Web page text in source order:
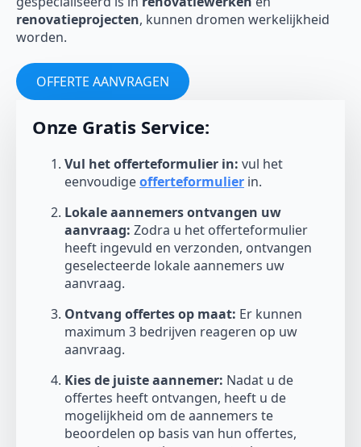
renovatieprojecten, kunnen dromen werkelijkheid
worden.
OFFERTE AANVRAGEN
Onze Gratis Service:
Vul het offerteformulier in: vul het
eenvoudigeofferteformulier in.
Lokale aannemers ontvangen uw
aanvraag: Zodra u het offerteformulier
heeft ingevuld en verzonden, ontvangen
geselecteerde lokale aannemers uw
aanvraag.
Ontvang offertes op maat: Er kunnen
maximum 3 bedrijven reageren op uw
aanvraag.
Kies de juiste aannemer: Nadat u de
offertes heeft ontvangen, heeft u de
mogelijkheid om de aannemers te
beoordelen op basis van hun offertes,